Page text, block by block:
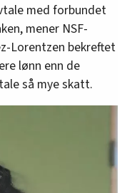
med forbundet
mener NSF-
Lorentzen bekreftet
lønn enn de
så mye skatt.